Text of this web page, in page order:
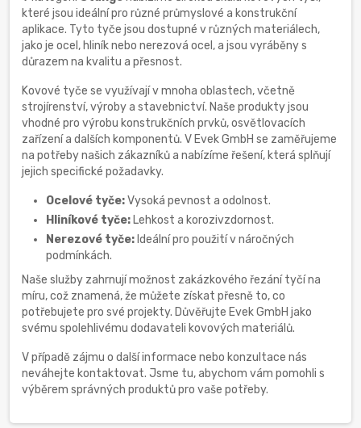
které jsou ideální pro různé průmyslové a konstrukční
aplikace. Tyto tyče jsou dostupné v různých materiálech,
jako je ocel, hliník nebo nerezová ocel, a jsou vyráběny s
důrazem na kvalitu a přesnost.
Kovové tyče se využívají v mnoha oblastech, včetně
strojírenství, výroby a stavebnictví. Naše produkty jsou
vhodné pro výrobu konstrukčních prvků, osvětlovacích
zařízení a dalších komponentů. V Evek GmbH se zaměřujeme
na potřeby našich zákazníků a nabízíme řešení, která splňují
jejich specifické požadavky.
Ocelové tyče:Vysoká pevnost a odolnost.
Hliníkové tyče: Lehkost a korozivzdornost.
Nerezové tyče: Ideální pro použití v náročných
podmínkách.
Naše služby zahrnují možnost zakázkového řezání tyčí na
míru, což znamená, že můžete získat přesně to, co
potřebujete pro své projekty. Důvěřujte Evek GmbH jako
svému spolehlivému dodavateli kovových materiálů.
V případě zájmu o další informace nebo konzultace nás
neváhejte kontaktovat. Jsme tu, abychom vám pomohli s
výběrem správných produktů pro vaše potřeby.